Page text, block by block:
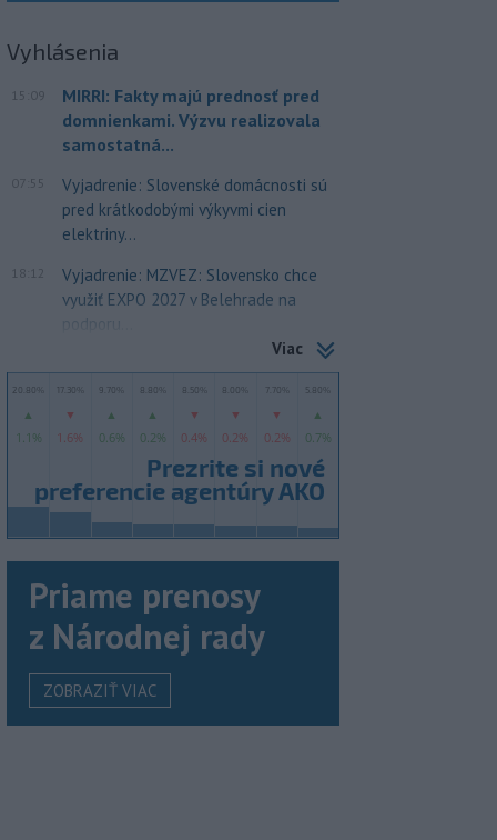
Vyhlásenia
15:09
MIRRI: Fakty majú prednosť pred
domnienkami. Výzvu realizovala
samostatná...
07:55
Vyjadrenie: Slovenské domácnosti sú
pred krátkodobými výkyvmi cien
elektriny...
18:12
Vyjadrenie: MZVEZ: Slovensko chce
využiť EXPO 2027 v Belehrade na
podporu...
Viac
Priame prenosy
z Národnej rady
ZOBRAZIŤ VIAC